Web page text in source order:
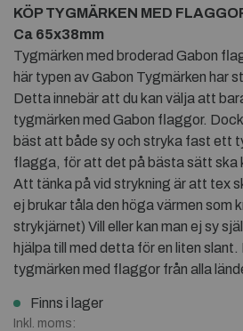
KÖP TYGMÄRKEN MED
Ca 65x38mm
Tygmärken med broderad Gabon
här typen av Gabon Tygmärken har
Detta innebär att du kan välja att
tygmärken med Gabon flaggor.
bäst att både sy och stryka fast ett
flagga, för att det på bästa sätt ska
Att tänka på vid strykning är att tex
ej brukar tåla den höga värmen som
strykjärnet) Vill eller kan man ej sy
hjälpa till med detta för en liten
tygmärken med flaggor från alla
Finns i lager
Inkl. moms: